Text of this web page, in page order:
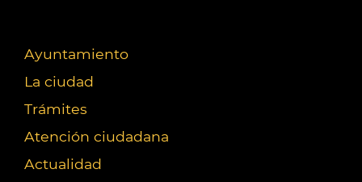
Ayuntamiento
La ciudad
Trámites
Atención ciudadana
Actualidad